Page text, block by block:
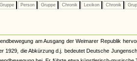
Gruppe Person Gruppe Chronik Lexikon Chronik
am Ausgang der Weimarer Republik
1929, die Abkürzung d.j. bedeutet Deutsche